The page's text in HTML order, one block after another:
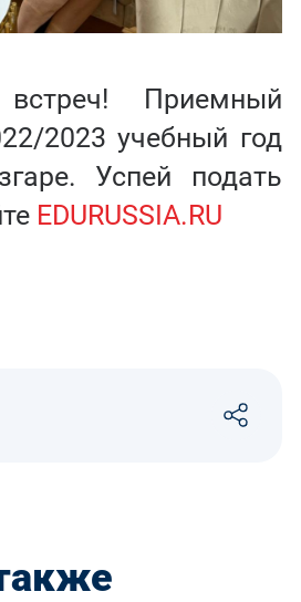
Приемный
2023 учебный год
Успей подать
EDURUSSIA.RU